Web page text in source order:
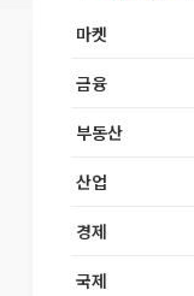
마켓
금융
부동산
산업
경제
국제